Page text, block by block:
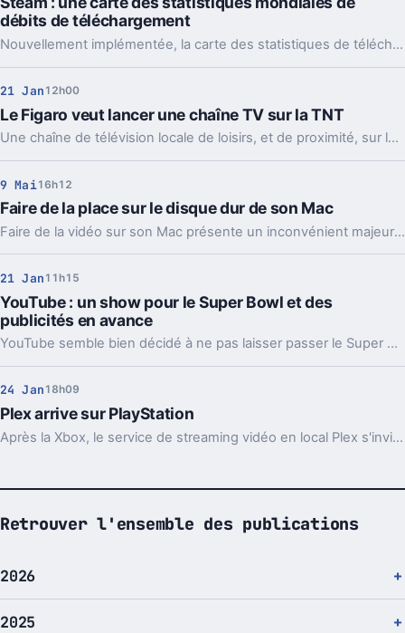
débits de téléchargement
Nouvellement implémentée, la carte des statistiques de téléchargement de Steam permet de comparer les débits des opérateurs mondiaux.
21 Jan 12h00
Le Figaro veut lancer une chaîne TV sur la TNT
Une chaîne de télévision locale de loisirs, et de proximité, sur la TNT en Ile-de-France va être proposée au CSA par le journal Le Figaro.
9 Mai16h12
Faire de la place sur le disque dur de son Mac
Faire de la vidéo sur son Mac présente un inconvénient majeur : l'espace de stockage. Tour d'horizon des solutions pour faire de la place.
21 Jan 11h15
YouTube : un show pour le Super Bowl et des
publicités en avance
YouTube semble bien décidé à ne pas laisser passer le Super Bowl 2015 et prévoit notamment son propre programme à la mi-temps.
24 Jan 18h09
Plex arrive sur PlayStation
Après la Xbox, le service de streaming vidéo en local Plex s'invite sur PS4 et PS3
Retrouver l'ensemble des publications
2026
2025